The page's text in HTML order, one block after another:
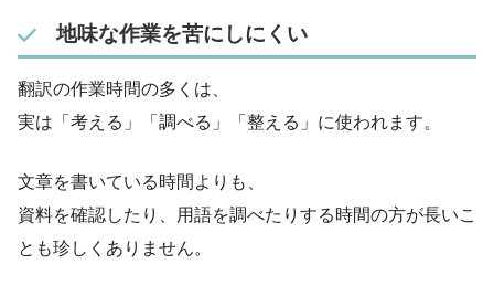
地味な作業を苦にしにくい
翻訳の作業時間の多くは、
実は「考える」「調べる」「整える」に使われます。
文章を書いている時間よりも、
資料を確認したり、用語を調べたりする時間の方が長いこ
とも珍しくありません。